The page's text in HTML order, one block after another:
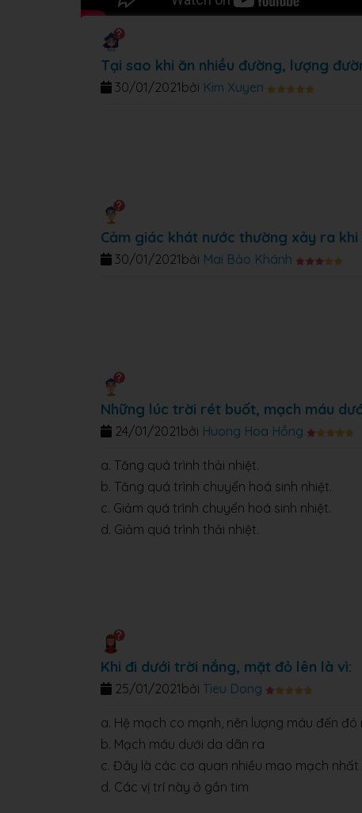
Tại sao khi ăn nhiều đường, lượng
bởi Kim Xuyen
30/01/2021
Cảm giác khát nước thường xảy ra khi
bởi Mai Bảo Khánh
30/01/2021
Những lúc trời rét buốt, mạch máu
bởi Huong Hoa Hồng
24/01/2021
a. Tăng quá trình thải nhiệt.
b. Tăng quá trình chuyển hoá sinh nhiệt.
c. Giảm quá trình chuyển hoá sinh nhiệt.
d. Giảm quá trình thải nhiệt.
Khi đi dưới trời nắng, mặt đỏ lên là vì:
bởi Tieu Dong
25/01/2021
a. Hệ mạch co mạnh, nên lượng máu đến đó
b. Mạch máu dưới da dãn ra
c. Đây là các cơ quan nhiều mao mạch
d. Các vị trí này ở gần tim